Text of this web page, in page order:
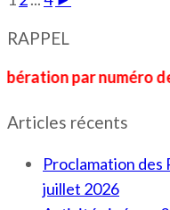
RAPPEL
par numéro de
Articles récents
Proclamation des
juillet 2026